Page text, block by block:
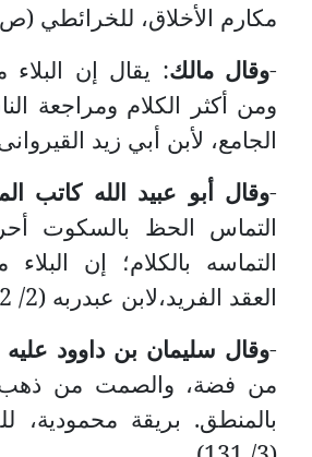
مكارم الأخلاق، للخرائطي (ص:
-وقال مالك: يقال إن
ومن أكثر الكلام ومراجعة
الجامع، لأبن أبي زيد القيروانى.
-وقال أبو عبيد الله كاتب
التماس الحظ بالسكوت
التماسه بالكلام؛ إن
العقد الفريد،لابن عبدربه (2/ 302).
-وقال سليمان بن داوود عليه
من فضة، والصمت من ذهب،
بالمنطق. بريقة محمودية،